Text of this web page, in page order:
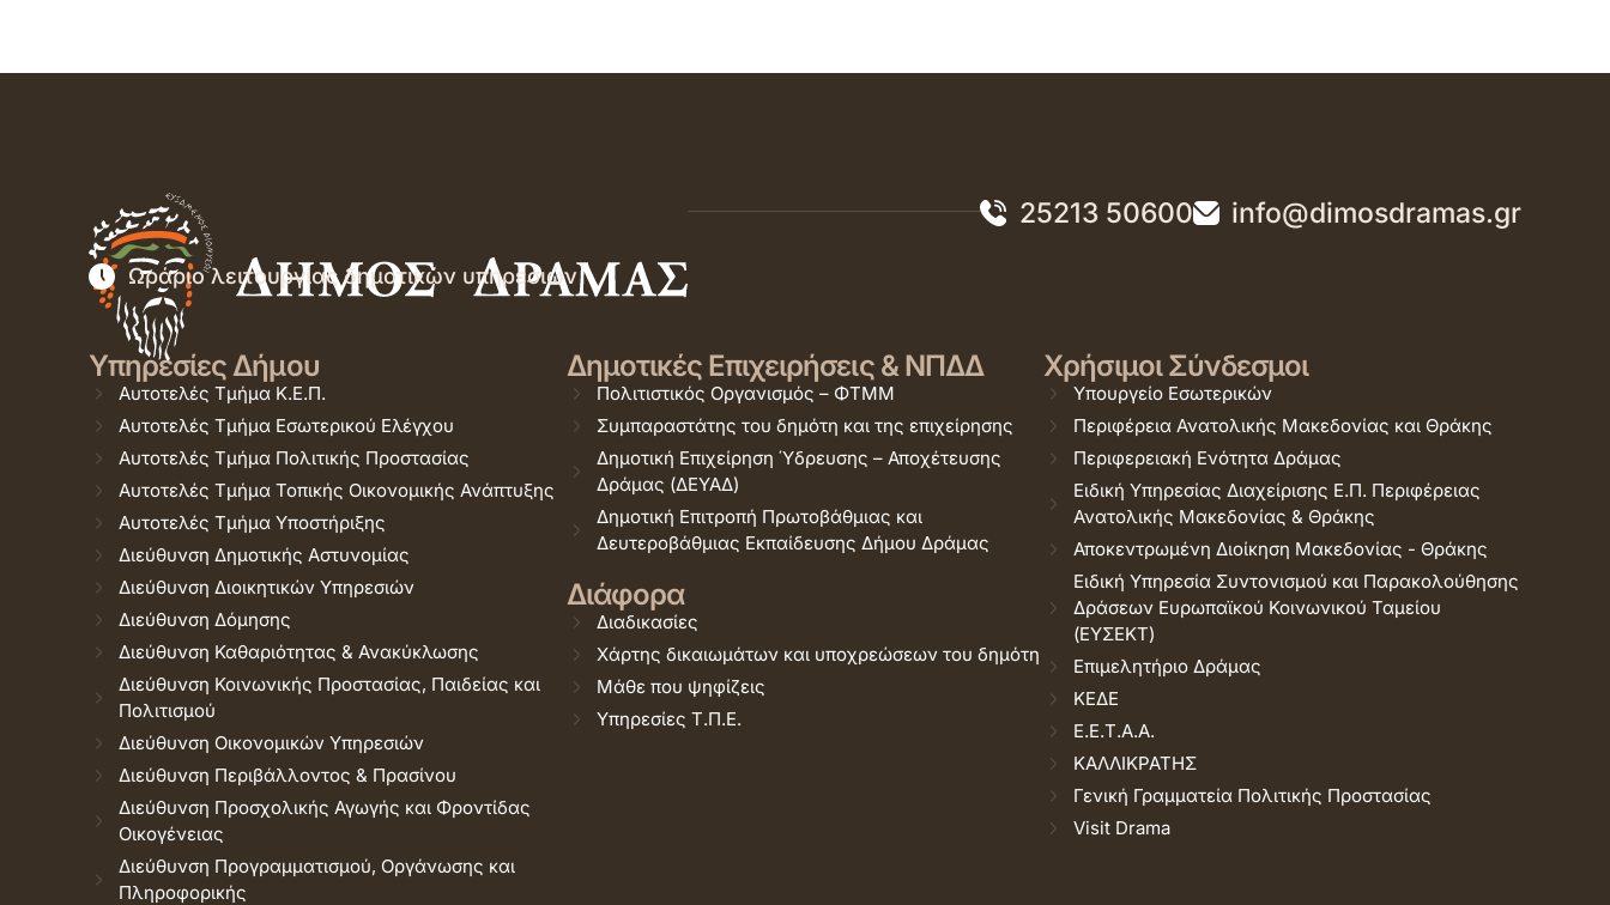
25213 50600 info@dimosdramas.gr
Ωράριο λειτουργίας δημοτικών υπηρεσιών
Υπηρεσίες Δήμου
Αυτοτελές Τμήμα Κ.Ε.Π.
Αυτοτελές Τμήμα Εσωτερικού Ελέγχου
Αυτοτελές Τμήμα Πολιτικής Προστασίας
Αυτοτελές Τμήμα Τοπικής Οικονομικής Ανάπτυξης
Αυτοτελές Τμήμα Υποστήριξης
Διεύθυνση Δημοτικής Αστυνομίας
Διεύθυνση Διοικητικών Υπηρεσιών
Διεύθυνση Δόμησης
Διεύθυνση Καθαριότητας & Ανακύκλωσης
Διεύθυνση Κοινωνικής Προστασίας, Παιδείας και
Πολιτισμού
Διεύθυνση Οικονομικών Υπηρεσιών
Διεύθυνση Περιβάλλοντος & Πρασίνου
Διεύθυνση Προσχολικής Αγωγής και Φροντίδας
Οικογένειας
Διεύθυνση Προγραμματισμού, Οργάνωσης και
Πληροφορικής
Δημοτικές Επιχειρήσεις & ΝΠΔΔ
Πολιτιστικός Οργανισμός – ΦΤΜΜ
Συμπαραστάτης του δημότη και της επιχείρησης
Δημοτική Επιχείρηση Ύδρευσης – Αποχέτευσης
Δράμας (ΔΕΥΑΔ)
Δημοτική Επιτροπή Πρωτοβάθμιας και
Δευτεροβάθμιας Εκπαίδευσης Δήμου Δράμας
Διάφορα
Διαδικασίες
Χάρτης δικαιωμάτων και υποχρεώσεων του δημότη
Μάθε που ψηφίζεις
Υπηρεσίες Τ.Π.Ε.
Χρήσιμοι Σύνδεσμοι
Υπουργείο Εσωτερικών
Περιφέρεια Ανατολικής Μακεδονίας και Θράκης
Περιφερειακή Ενότητα Δράμας
Ειδική Υπηρεσίας Διαχείρισης Ε.Π. Περιφέρειας
Ανατολικής Μακεδονίας & Θράκης
Αποκεντρωμένη Διοίκηση Μακεδονίας - Θράκης
Ειδική Υπηρεσία Συντονισμού και Παρακολούθησης
Δράσεων Ευρωπαϊκού Κοινωνικού Ταμείου
(ΕΥΣΕΚΤ)
Επιμελητήριο Δράμας
ΚΕΔΕ
Ε.Ε.Τ.Α.Α.
ΚΑΛΛΙΚΡΑΤΗΣ
Γενική Γραμματεία Πολιτικής Προστασίας
Visit Drama